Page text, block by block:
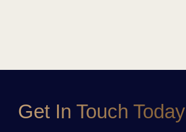
Get In Touch Today